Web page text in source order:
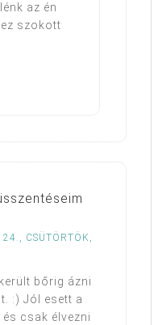
az én
szokott
CSÜTÖRTÖK,
bőrig ázni
:) Jól esett a
csak élvezni